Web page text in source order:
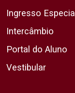
Ingresso Especial
Intercâmbio
Portal do Aluno
Vestibular